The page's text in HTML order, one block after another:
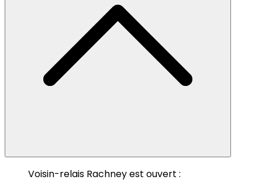
Voisin-relais Rachney est ouvert :